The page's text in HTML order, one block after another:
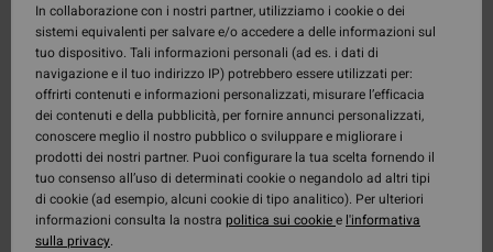
In collaborazione con i nostri partner, utilizziamo i cookie o dei
sistemi equivalenti per salvare e/o accedere a delle informazioni sul
tuo dispositivo. Tali informazioni personali (ad es. i dati di
navigazione e il tuo indirizzo IP) potrebbero essere utilizzati per:
offrirti contenuti e informazioni personalizzati, misurare l’efficacia
dei contenuti e della pubblicità, per fornire annunci personalizzati,
conoscere meglio il nostro pubblico o sviluppare e migliorare i
prodotti dei nostri partner. Puoi configurare la tua scelta fornendo il
tuo consenso all’uso di determinati cookie o negandolo ad altri tipi
di cookie (ad esempio, alcuni cookie di tipo analitico). Per ulteriori
informazioni consulta la nostra politica sui cookiee l'informativa
sulla privacy.